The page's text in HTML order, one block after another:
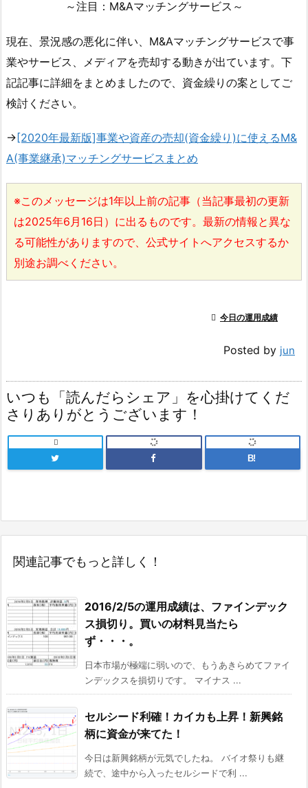
～注目：M&Aマッチングサービス～
現在、景況感の悪化に伴い、M&Aマッチングサービスで事
業やサービス、メディアを売却する動きが出ています。下
記記事に詳細をまとめましたので、資金繰りの案としてご
検討ください。
→ [2020年最新版]事業や資産の売却(資金繰り)に使えるM&
A(事業継承)マッチングサービスまとめ
※このメッセージは1年以上前の記事（当記事最初の更新
は2025年6月16日）に出るものです。最新の情報と異な
る可能性がありますので、公式サイトへアクセスするか
別途お調べください。
 今日の運用成績
Posted by jun
いつも「読んだらシェア」を心掛けてくだ
さりありがとうございます！

B!
関連記事でもっと詳しく！
2016/2/5の運用成績は、ファインデック
ス損切り。買いの材料見当たら
ず・・・。
日本市場が極端に弱いので、もうあきらめてファイ
ンデックスを損切りです。 マイナス ...
セルシード利確！カイカも上昇！新興銘
柄に資金が来てた！
今日は新興銘柄が元気でしたね。 バイオ祭りも継
続で、途中から入ったセルシードで利 ...